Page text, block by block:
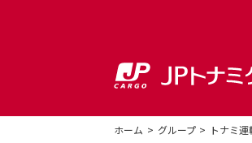
ホーム グループ トナミ